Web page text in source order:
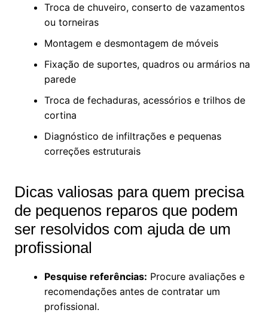
Troca de chuveiro, conserto de vazamentos
ou torneiras
Montagem e desmontagem de móveis
Fixação de suportes, quadros ou armários na
parede
Troca de fechaduras, acessórios e trilhos de
cortina
Diagnóstico de infiltrações e pequenas
correções estruturais
Dicas valiosas para quem precisa
de pequenos reparos que podem
ser resolvidos com ajuda de um
profissional
Pesquise referências: Procure avaliações e
recomendações antes de contratar um
profissional.